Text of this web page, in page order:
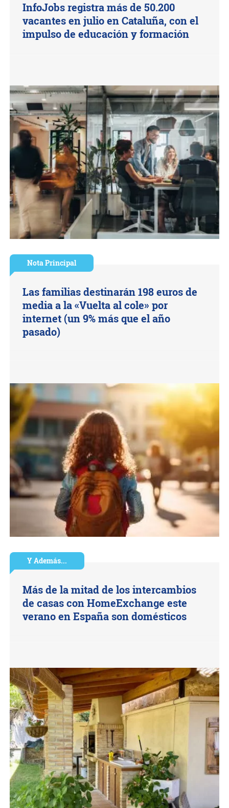
InfoJobs registra más de 50.200
vacantes en julio en Cataluña, con el
impulso de educación y formación
Nota Principal
Las familias destinarán 198 euros de
media a la «Vuelta al cole» por
internet (un 9% más que el año
pasado)
Y Además...
Más de la mitad de los intercambios
de casas con HomeExchange este
verano en España son domésticos